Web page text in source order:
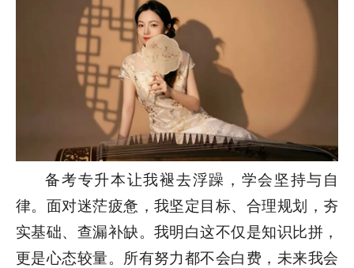
备考专升本让我褪去浮躁，学会坚持与自
律。面对迷茫疲惫，我坚定目标、合理规划，夯
实基础、查漏补缺。我明白这不仅是知识比拼，
更是心态较量。所有努力都不会白费，未来我会